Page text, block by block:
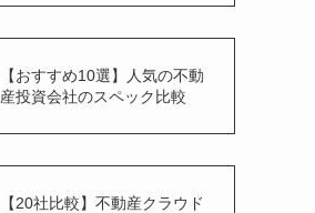
【おすすめ10選】人気の不動
産投資会社のスペック比較
【20社比較】不動産クラウド